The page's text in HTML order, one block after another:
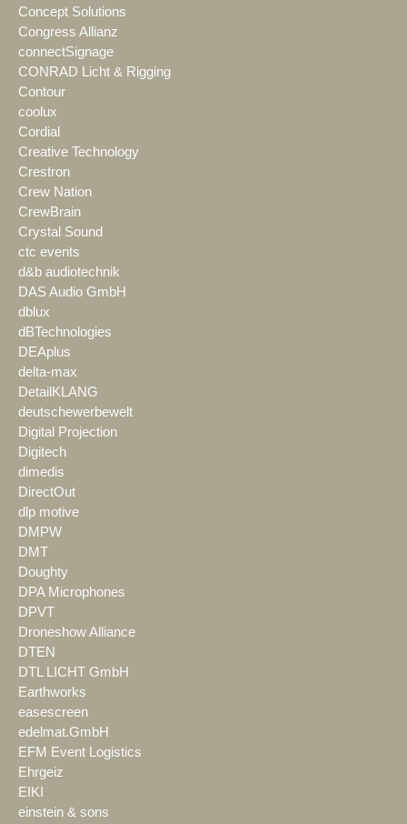
Concept Solutions
Congress Allianz
connectSignage
CONRAD Licht & Rigging
Contour
coolux
Cordial
Creative Technology
Crestron
Crew Nation
CrewBrain
Crystal Sound
ctc events
d&b audiotechnik
DAS Audio GmbH
dblux
dBTechnologies
DEAplus
delta-max
DetailKLANG
deutschewerbewelt
Digital Projection
Digitech
dimedis
DirectOut
dlp motive
DMPW
DMT
Doughty
DPA Microphones
DPVT
Droneshow Alliance
DTEN
DTL LICHT GmbH
Earthworks
easescreen
edelmat.GmbH
EFM Event Logistics
Ehrgeiz
EIKI
einstein & sons